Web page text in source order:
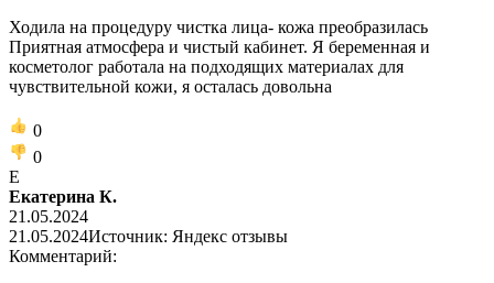
Ходила на процедуру чистка лица- кожа преобразилась
Приятная атмосфера и чистый кабинет. Я беременная и
косметолог работала на подходящих материалах для
чувствительной кожи, я осталась довольна
0
0
Е
Екатерина К.
21.05.2024
21.05.2024Источник: Яндекс отзывы
Комментарий: